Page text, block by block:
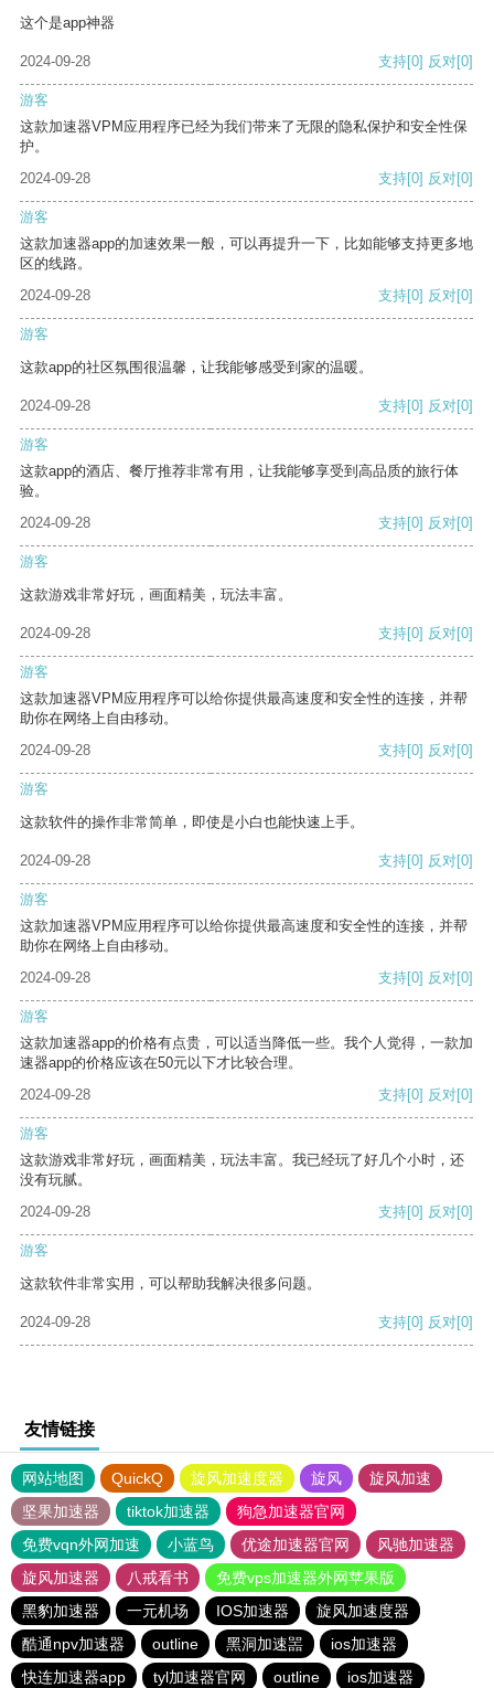
这个是app神器
2024-09-28 支持[0] 反对[0]
游客
这款加速器VPM应用程序已经为我们带来了无限的隐私保护和安全性保
护。
2024-09-28
支持[0] 反对[0]
游客
这款加速器app的加速效果一般，可以再提升一下，比如能够支持更多地
区的线路。
2024-09-28
支持[0] 反对[0]
游客
这款app的社区氛围很温馨，让我能够感受到家的温暖。
2024-09-28 支持[0] 反对[0]
游客
这款app的酒店、餐厅推荐非常有用，让我能够享受到高品质的旅行体
验。
2024-09-28
支持[0] 反对[0]
游客
这款游戏非常好玩，画面精美，玩法丰富。
2024-09-28 支持[0] 反对[0]
游客
这款加速器VPM应用程序可以给你提供最高速度和安全性的连接，并帮
助你在网络上自由移动。
2024-09-28
支持[0] 反对[0]
游客
这款软件的操作非常简单，即使是小白也能快速上手。
2024-09-28 支持[0] 反对[0]
游客
这款加速器VPM应用程序可以给你提供最高速度和安全性的连接，并帮
助你在网络上自由移动。
2024-09-28
支持[0] 反对[0]
游客
这款加速器app的价格有点贵，可以适当降低一些。我个人觉得，一款加
速器app的价格应该在50元以下才比较合理。
2024-09-28
支持[0] 反对[0]
游客
这款游戏非常好玩，画面精美，玩法丰富。我已经玩了好几个小时，还
没有玩腻。
2024-09-28
支持[0] 反对[0]
游客
这款软件非常实用，可以帮助我解决很多问题。
2024-09-28 支持[0] 反对[0]
友情链接
网站地图 QuickQ 旋风加速度器 旋风
旋风加速
坚果加速器
tiktok加速器
狗急加速器官网
免费vqn外网加速
小蓝鸟 优途加速器官网
风驰加速器
旋风加速器
八戒看书
免费vps加速器外网苹果版
黑豹加速器
一元机场 IOS加速器
旋风加速度器
酷通npv加速器
outline 黑洞加速噐
ios加速器
快连加速器app
tyl加速器官网 outline ios加速器